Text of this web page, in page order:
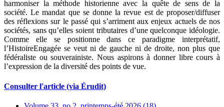
harmoniser la méthode historienne avec la quête de sens de la
société. Le mandat que se donne la revue est de proposer/diffuser
des réflexions sur le passé qui s’arriment aux enjeux actuels de nos
sociétés, sans qu’elles soient tributaires d’une quelconque idéologie.
Comme elle se positionne dans ce paradigme interprétatif,
l’HistoireEngagée se veut ni de gauche ni de droite, non plus que
fédéraliste ou souverainiste. Nous aspirons à donner libre cours à
l’expression de la diversité des points de vue.
Consulter l'article (via Érudit)